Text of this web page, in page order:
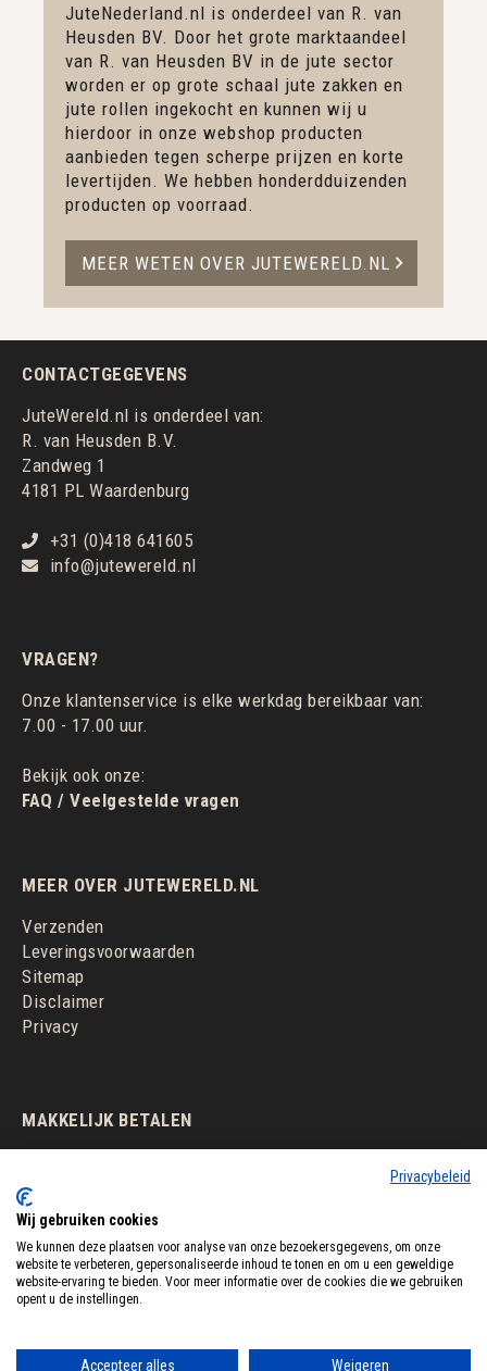
JuteNederland.nl is onderdeel van R. van
Heusden BV. Door het grote marktaandeel
van R. van Heusden BV in de jute sector
worden er op grote schaal jute zakken en
jute rollen ingekocht en kunnen wij u
hierdoor in onze webshop producten
aanbieden tegen scherpe prijzen en korte
levertijden. We hebben honderdduizenden
producten op voorraad.
MEER WETEN OVER JUTEWERELD.NL
CONTACTGEGEVENS
JuteWereld.nl is onderdeel van:
R. van Heusden B.V.
Zandweg 1
4181 PL Waardenburg
+31 (0)418 641605
info@jutewereld.nl
VRAGEN?
Onze klantenservice is elke werkdag bereikbaar van:
7.00 - 17.00 uur.
Bekijk ook onze:
FAQ / Veelgestelde vragen
MEER OVER JUTEWERELD.NL
Verzenden
Leveringsvoorwaarden
Sitemap
Disclaimer
Privacy
MAKKELIJK BETALEN
Privacybeleid
Wij gebruiken cookies
We kunnen deze plaatsen voor analyse van onze bezoekersgegevens, om onze
website te verbeteren, gepersonaliseerde inhoud te tonen en om u een geweldige
website-ervaring te bieden. Voor meer informatie over de cookies die we gebruiken
opent u de instellingen.
Accepteer alles Weigeren